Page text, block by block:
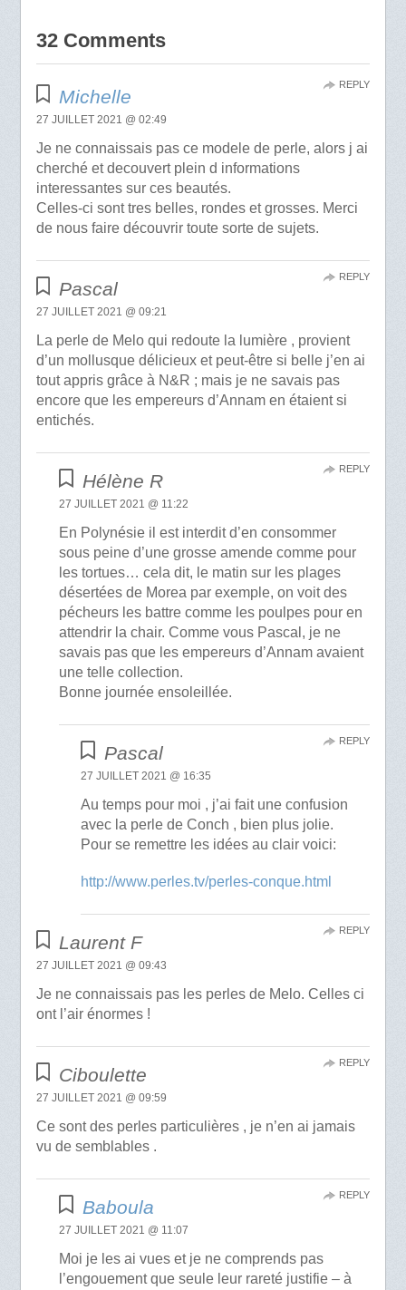
32 Comments
Michelle
27 JUILLET 2021 @ 02:49
Je ne connaissais pas ce modele de perle, alors j ai
cherché et decouvert plein d informations
interessantes sur ces beautés.
Celles-ci sont tres belles, rondes et grosses. Merci
de nous faire découvrir toute sorte de sujets.
REPLY
Pascal
27 JUILLET 2021 @ 09:21
La perle de Melo qui redoute la lumière , provient
d’un mollusque délicieux et peut-être si belle j’en ai
tout appris grâce à N&R ; mais je ne savais pas
encore que les empereurs d’Annam en étaient si
entichés.
REPLY
Hélène R
27 JUILLET 2021 @ 11:22
En Polynésie il est interdit d’en consommer
sous peine d’une grosse amende comme pour
les tortues… cela dit, le matin sur les plages
désertées de Morea par exemple, on voit des
pécheurs les battre comme les poulpes pour en
attendrir la chair. Comme vous Pascal, je ne
savais pas que les empereurs d’Annam avaient
une telle collection.
Bonne journée ensoleillée.
REPLY
Pascal
27 JUILLET 2021 @ 16:35
Au temps pour moi , j’ai fait une confusion
avec la perle de Conch , bien plus jolie.
Pour se remettre les idées au clair voici:
http://www.perles.tv/perles-conque.html
REPLY
Laurent F
27 JUILLET 2021 @ 09:43
Je ne connaissais pas les perles de Melo. Celles ci
ont l’air énormes !
REPLY
Ciboulette
27 JUILLET 2021 @ 09:59
Ce sont des perles particulières , je n’en ai jamais
vu de semblables .
REPLY
Baboula
27 JUILLET 2021 @ 11:07
Moi je les ai vues et je ne comprends pas
l’engouement que seule leur rareté justifie – à
REPLY